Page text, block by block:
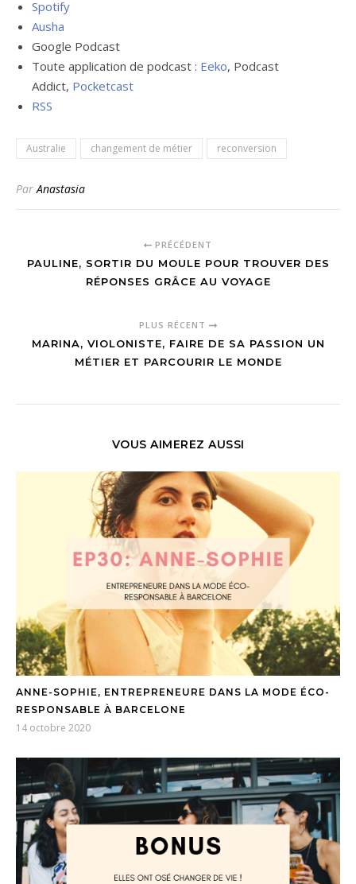
Spotify
Ausha
Google Podcast
Toute application de podcast : Eeko, Podcast
Addict, Pocketcast
RSS
Australie changement de métier reconversion
ParAnastasia
PRÉCÉDENT
PAULINE, SORTIR DU MOULE POUR TROUVER DES
RÉPONSES GRÂCE AU VOYAGE
PLUS RÉCENT
MARINA, VIOLONISTE, FAIRE DE SA PASSION UN
MÉTIER ET PARCOURIR LE MONDE
VOUS AIMEREZ AUSSI
ANNE-SOPHIE, ENTREPRENEURE DANS LA MODE ÉCO-
RESPONSABLE À BARCELONE
14 octobre 2020